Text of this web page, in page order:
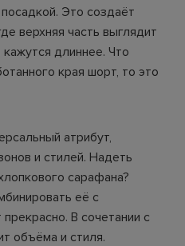
Это создаёт
верхняя часть выглядит
длиннее. Что
края шорт, то это
атрибут,
и стилей. Надеть
сарафана?
её с
В сочетании с
объёма и стиля.